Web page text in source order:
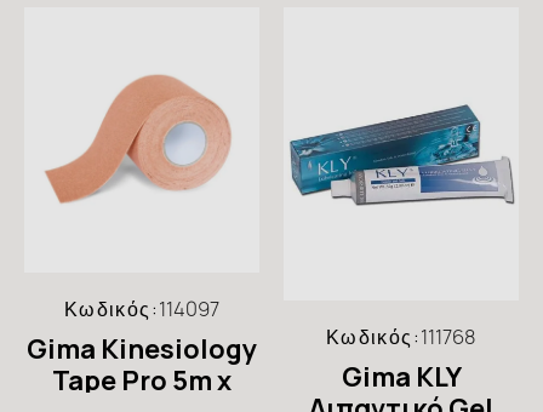
Κωδικός:114097
Gima Kinesiology
Tape Pro 5m x
Κωδικός:111768
Gima KLY